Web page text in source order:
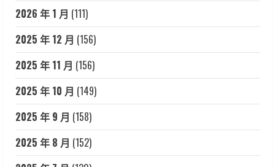
2026 年 1 月 (111)
2025 年 12 月 (156)
2025 年 11 月 (156)
2025 年 10 月 (149)
2025 年 9 月 (158)
2025 年 8 月 (152)